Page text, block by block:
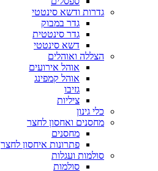
גדרות ודשא סינטטי
גדר במבוק
גדר סינטטית
דשא סינטטי
הצללה ואוהלים
אוהל אירועים
אוהל קמפינג
גזיבו
ציליות
כלי גינון
מחסנים ואחסון לחצר
מחסנים
פתרונות איחסון לחצר
סולמות ועגלות
סולמות